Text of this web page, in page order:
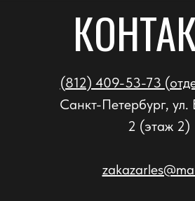
(812) 409-53-73
Санкт-Петербург, ул.
2 (этаж 2)